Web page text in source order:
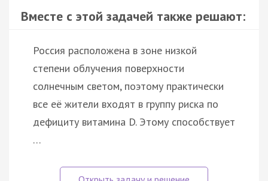
Вместе с этой задачей также решают:
Россия расположена в зоне низкой
степени облучения поверхности
солнечным светом, поэтому практически
все её жители входят в группу риска по
дефициту витамина D. Этому способствует
…